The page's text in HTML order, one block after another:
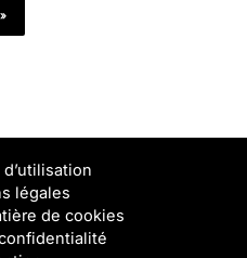
légales
de cookies